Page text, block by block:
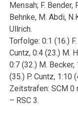
Mensah; F. Bender,
Behnke, M. Abdi,
Ullrich.
Torfolge: 0:1 (16.)
Cuntz, 0:4 (23.) M.
0:7 (32.) M. Becker,
(35.) P. Cuntz, 1:10
Zeitstrafen: SCM 0
– RSC 3.